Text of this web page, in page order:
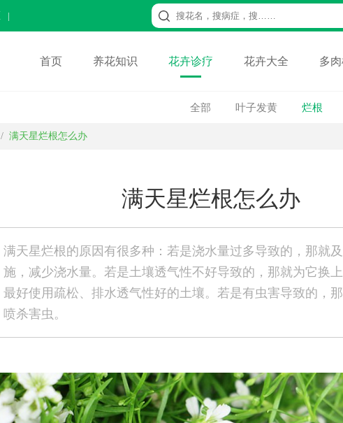
首页 养花知识 花卉诊疗 花卉大全 多
全部 叶子发黄 烂根
/ 满天星烂根怎么办
满天星烂根怎么办
满天星烂根的原因有很多种：若是浇水量过多导致的，那就
施，减少浇水量。若是土壤透气性不好导致的，那就为它换上
最好使用疏松、排水透气性好的土壤。若是有虫害导致的，
喷杀害虫。